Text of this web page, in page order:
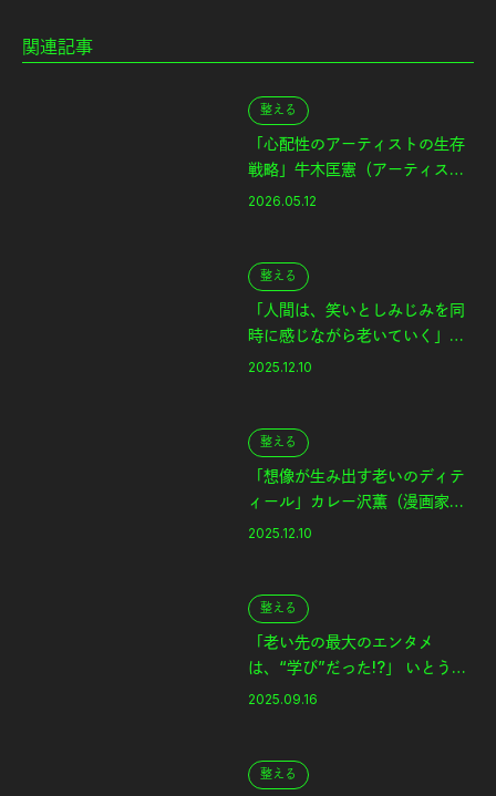
関連記事
整える
「心配性のアーティストの生存
戦略」牛木匡憲（アーティス
ト）｜老いと表現
2026.05.12
整える
「人間は、笑いとしみじみを同
時に感じながら老いていく」カ
レー沢薫（漫画家・エッセイス
2025.12.10
整える
「想像が生み出す老いのディテ
ィール」カレー沢薫（漫画家・
エッセイスト）前編｜老いと表
2025.12.10
整える
「老い先の最大のエンタメ
は、“学び”だった!?」 いとうま
い子（俳優、研究者）｜老いと
2025.09.16
整える